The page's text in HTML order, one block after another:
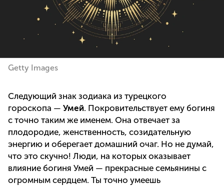
Getty Images
Следующий знак зодиака из турецкого
гороскопа — Умей. Покровительствует ему богиня
с точно таким же именем. Она отвечает за
плодородие, женственность, созидательную
энергию и оберегает домашний очаг. Но не думай,
что это скучно! Люди, на которых оказывает
влияние богиня Умей — прекрасные семьянины с
огромным сердцем. Ты точно умеешь